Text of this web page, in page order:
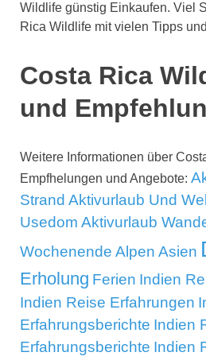
Wildlife günstig Einkaufen. Viel
Rica Wildlife mit vielen Tipps
Costa Rica
und
Weitere Informationen über
Empfhelungen und Angebote:
Strand Aktivurlaub Und
Usedom Aktivurlaub
Wochenende Alpen Asien
Erholung Ferien Indien
Indien Reise Erfahrungen
Erfahrungsberichte Indien
Erfahrungsberichte Indien